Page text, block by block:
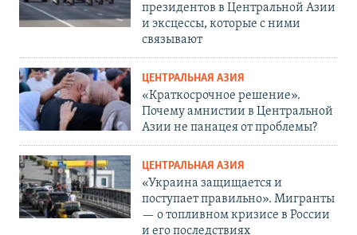
президентов в Центральной Азии
и эксцессы, которые с ними
связывают
ЦЕНТРАЛЬНАЯ АЗИЯ
«Краткосрочное решение».
Почему амнистии в Центральной
Азии не панацея от проблемы?
ЦЕНТРАЛЬНАЯ АЗИЯ
«Украина защищается и
поступает правильно». Мигранты
— о топливном кризисе в России
и его последствиях